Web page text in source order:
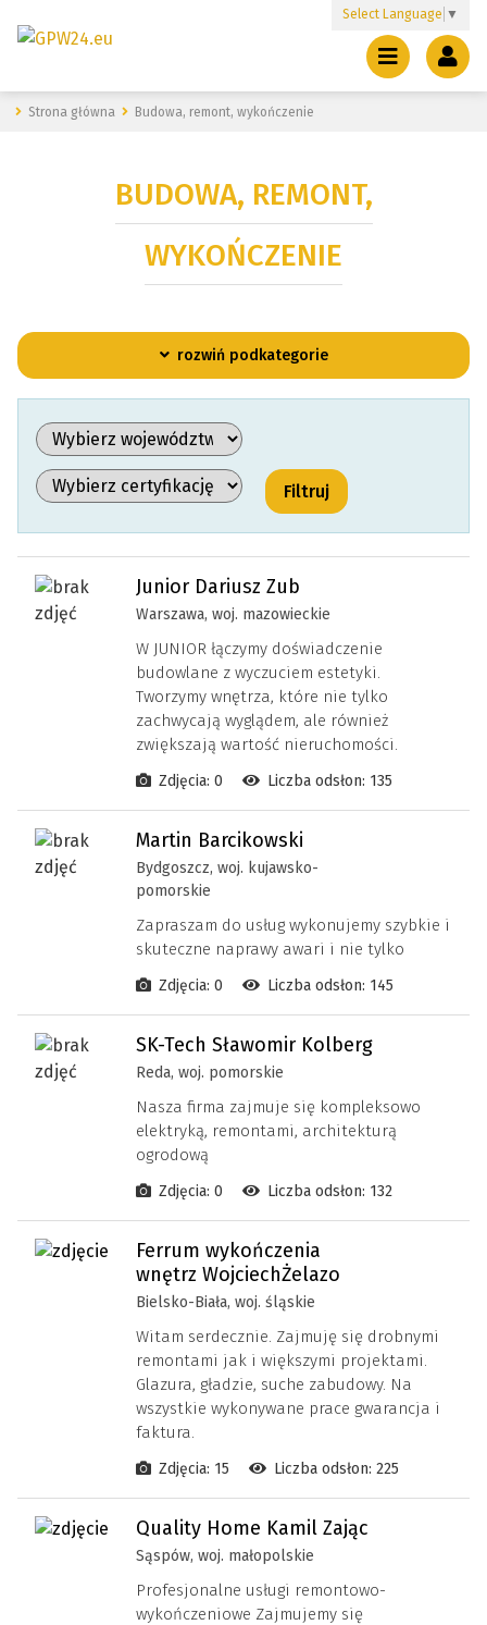
Select Language ▼
Strona główna Budowa, remont, wykończenie
BUDOWA, REMONT,
WYKOŃCZENIE
rozwiń podkategorie
Junior Dariusz Zub
Warszawa, woj. mazowieckie
W JUNIOR łączymy doświadczenie
budowlane z wyczuciem estetyki.
Tworzymy wnętrza, które nie tylko
zachwycają wyglądem, ale również
zwiększają wartość nieruchomości.
Zdjęcia: 0 Liczba odsłon: 135
Martin Barcikowski
Bydgoszcz, woj. kujawsko-
pomorskie
Zapraszam do usług wykonujemy szybkie i
skuteczne naprawy awari i nie tylko
Zdjęcia: 0 Liczba odsłon: 145
SK-Tech Sławomir Kolberg
Reda, woj. pomorskie
Nasza firma zajmuje się kompleksowo
elektryką, remontami, architekturą
ogrodową
Zdjęcia: 0 Liczba odsłon: 132
Ferrum wykończenia
wnętrz WojciechŻelazo
Bielsko-Biała, woj. śląskie
Witam serdecznie. Zajmuję się drobnymi
remontami jak i większymi projektami.
Glazura, gładzie, suche zabudowy. Na
wszystkie wykonywane prace gwarancja i
faktura.
Zdjęcia: 15 Liczba odsłon: 225
Quality Home Kamil Zając
Sąspów, woj. małopolskie
Profesjonalne usługi remontowo-
wykończeniowe Zajmujemy się